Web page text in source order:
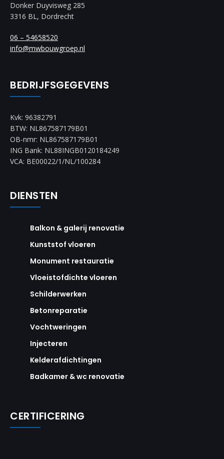
Donker Duyvisweg 285
3316 BL, Dordrecht
06 – 54658520
info@mwbouwgroep.nl
BEDRIJFSGEGEVENS
Kvk: 96382791
BTW: NL867587179B01
OB-nmr: NL867587179B01
ING Bank: NL88INGB0120184249
VCA: BE00022/1/NL/100284
DIENSTEN
Balkon & galerij renovatie
Kunststof vloeren
Monument restauratie
Vloeistofdichte vloeren
Schilderwerken
Betonreparatie
Vochtweringen
Injecteren
Kelderafdichtingen
Badkamer & wc renovatie
CERTIFICERING